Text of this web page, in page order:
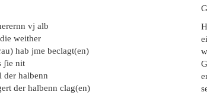
vj alb
weither
hab jme beclagt(en)
ʃie nit
halbenn
der halbenn clag(en)